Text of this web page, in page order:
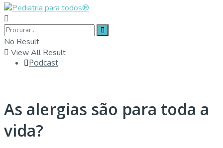
Contactos
Podcast
No Result
View All Result
As alergias são para toda a
vida?